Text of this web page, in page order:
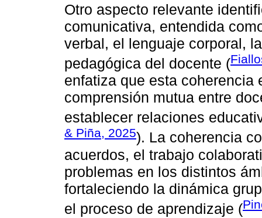
Otro aspecto relevante
comunicativa, entendida
verbal, el lenguaje corporal,
pedagógica del docente (
enfatiza que esta coherencia
comprensión mutua entre
establecer relaciones
& Piña, 2025). La coherencia
acuerdos, el trabajo
problemas en los distintos
fortaleciendo la dinámica
el proceso de aprendizaje (